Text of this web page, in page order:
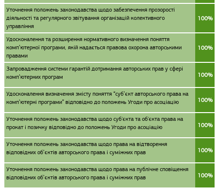
Уточнення положень законодавства щодо забезпечення прозорості
діяльності та регулярного звітування організацій колективного
управління
100%
Удосконалення та розширення нормативного визначення поняття
комп’ютерної програми, якій надається правова охорона авторськими
правами
100%
Запровадження системи гарантій дотримання авторських прав у сфері
комп’ютерних програм
100%
Удосконалення визначення змісту поняття “суб’єкт авторського права на
комп’ютерні програми” відповідно до положень Угоди про асоціацію
100%
Уточнення положень законодавства щодо суб'єкта та об'єкта права на
прокат і позичку відповідно до положень Угоди про асоціацію
100%
Уточнення положень законодавства щодо права на відтворення
відповідних об’єктів авторського права і суміжних прав
100%
Уточнення положень законодавства щодо права на публічне сповіщення
відповідних об’єктів авторського права і суміжних прав
100%